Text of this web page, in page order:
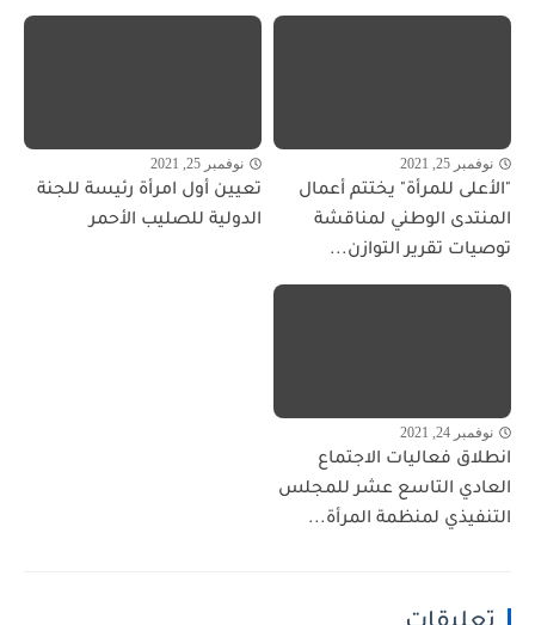
نوفمبر 25, 2021
"الأعلى للمرأة" يختتم أعمال
المنتدى الوطني لمناقشة
توصيات تقرير التوازن...
نوفمبر 25, 2021
تعيين أول امرأة رئيسة للجنة
الدولية للصليب الأحمر
نوفمبر 24, 2021
انطلاق فعاليات الاجتماع
العادي التاسع عشر للمجلس
التنفيذي لمنظمة المرأة...